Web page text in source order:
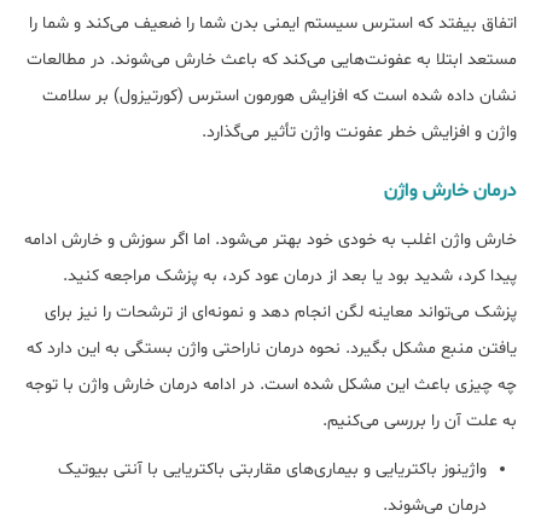
اتفاق بیفتد که استرس سیستم ایمنی بدن شما را ضعیف می‌کند و شما را
مستعد ابتلا به عفونت‌هایی می‌کند که باعث خارش می‌شوند. در مطالعات
نشان داده شده است که افزایش هورمون استرس (کورتیزول) بر سلامت
واژن و افزایش خطر عفونت واژن تأثیر می‌گذارد.
درمان خارش واژن
خارش واژن اغلب به خودی خود بهتر می‌شود. اما اگر سوزش و خارش ادامه
پیدا کرد، شدید بود یا بعد از درمان عود کرد، به پزشک مراجعه کنید.
پزشک می‌تواند معاینه لگن انجام دهد و نمونه‌ای از ترشحات را نیز برای
یافتن منبع مشکل بگیرد. نحوه درمان ناراحتی واژن بستگی به این دارد که
چه چیزی باعث این مشکل شده است. در ادامه درمان خارش واژن با توجه
به علت آن را بررسی می‌کنیم.
واژینوز باکتریایی و بیماری‌های مقاربتی باکتریایی با آنتی بیوتیک
درمان می‌شوند.